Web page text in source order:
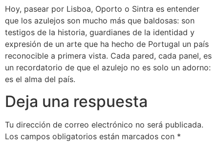
Hoy, pasear por Lisboa, Oporto o Sintra es entender
que los azulejos son mucho más que baldosas: son
testigos de la historia, guardianes de la identidad y
expresión de un arte que ha hecho de Portugal un país
reconocible a primera vista. Cada pared, cada panel, es
un recordatorio de que el azulejo no es solo un adorno:
es el alma del país.
Deja una respuesta
Tu dirección de correo electrónico no será publicada.
Los campos obligatorios están marcados con *